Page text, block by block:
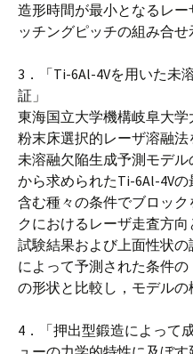
造形時間が最小となるレ
ッチングピッチの組み合せ
3．「Ti-6Al-4Vを用いた未
証」
東海国立大学機構岐阜大
粉末床選択的レーザ溶融法
未溶融欠陥生成予測モデ
から求められたTi-6Al-4V
含む種々の条件でブロッ
クにおけるレーザ走査方
試験結果および上面性状
によって予測された条件
の形状と比較し，モデルの
4．「押出型鍛造によって